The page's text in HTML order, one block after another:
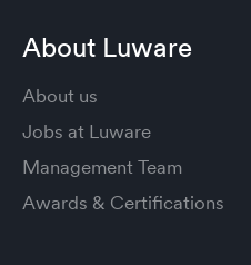
About Luware
About us
Jobs at Luware
Management Team
Awards & Certifications